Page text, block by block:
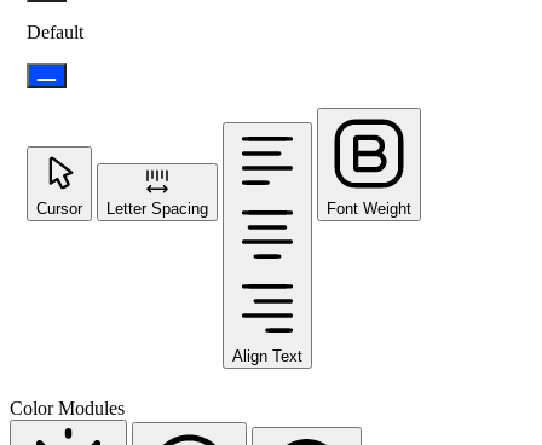
Default
Cursor Letter Spacing
Align Text
Font Weight
Color Modules